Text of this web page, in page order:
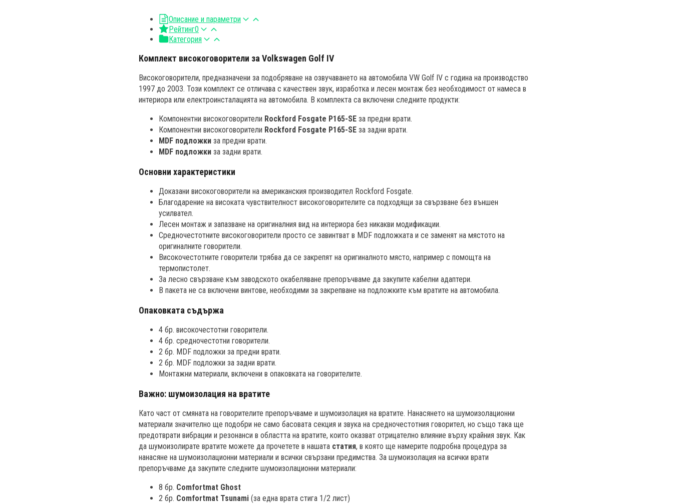
Описание и параметри
Рейтинг0
Категория
Комплект високоговорители за Volkswagen Golf IV
Високоговорители, предназначени за подобряване на озвучаването на автомобила VW Golf IV с година на производство
1997 до 2003. Този комплект се отличава с качествен звук, изработка и лесен монтаж без необходимост от намеса в
интериора или електроинсталацията на автомобила. В комплекта са включени следните продукти:
Компонентни високоговорители Rockford Fosgate P165-SE за предни врати.
Компонентни високоговорители Rockford Fosgate P165-SE за задни врати.
MDF подложки за предни врати.
MDF подложки за задни врати.
Основни характеристики
Доказани високоговорители на американския производител Rockford Fosgate.
Благодарение на високата чувствителност високоговорителите са подходящи за свързване без външен
усилвател.
Лесен монтаж и запазване на оригиналния вид на интериора без никакви модификации.
Средночестотните високоговорители просто се завинтват в MDF подложката и се заменят на мястото на
оригиналните говорители.
Високочестотните говорители трябва да се закрепят на оригиналното място, например с помощта на
термопистолет.
За лесно свързване към заводското окабеляване препоръчваме да закупите кабелни адаптери.
В пакета не са включени винтове, необходими за закрепване на подложките към вратите на автомобила.
Опаковката съдържа
4 бр. високочестотни говорители.
4 бр. средночестотни говорители.
2 бр. MDF подложки за предни врати.
2 бр. MDF подложки за задни врати.
Монтажни материали, включени в опаковката на говорителите.
Важно: шумоизолация на вратите
Като част от смяната на говорителите препоръчваме и шумоизолация на вратите. Нанасянето на шумоизолационни
материали значително ще подобри не само басовата секция и звука на средночестотния говорител, но също така ще
предотврати вибрации и резонанси в областта на вратите, които оказват отрицателно влияние върху крайния звук. Как
да шумоизолирате вратите можете да прочетете в нашата статия, в която ще намерите подробна процедура за
нанасяне на шумоизолационни материали и всички свързани предимства. За шумоизолация на всички врати
препоръчваме да закупите следните шумоизолационни материали:
8 бр. Comfortmat Ghost
2 бр. Comfortmat Tsunami (за една врата стига 1/2 лист)